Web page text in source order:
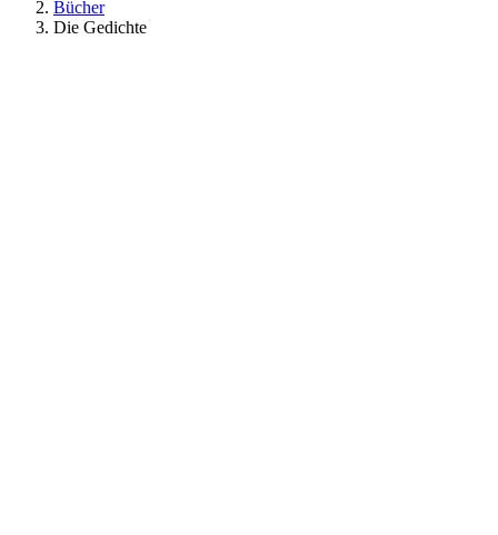
Bücher
Die Gedichte